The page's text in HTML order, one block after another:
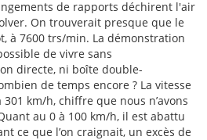
de rapports déchirent l'air
On trouverait presque que le
à 7600 trs/min. La démonstration
de vivre sans
directe, ni boîte double-
de temps encore ? La vitesse
km/h, chiffre que nous n’avons
au 0 à 100 km/h, il est abattu
ce que l’on craignait, un excès de